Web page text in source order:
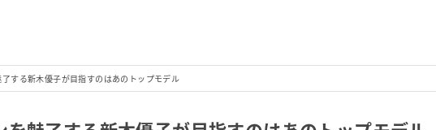
する新木優子が目指すのはあのトップモデル